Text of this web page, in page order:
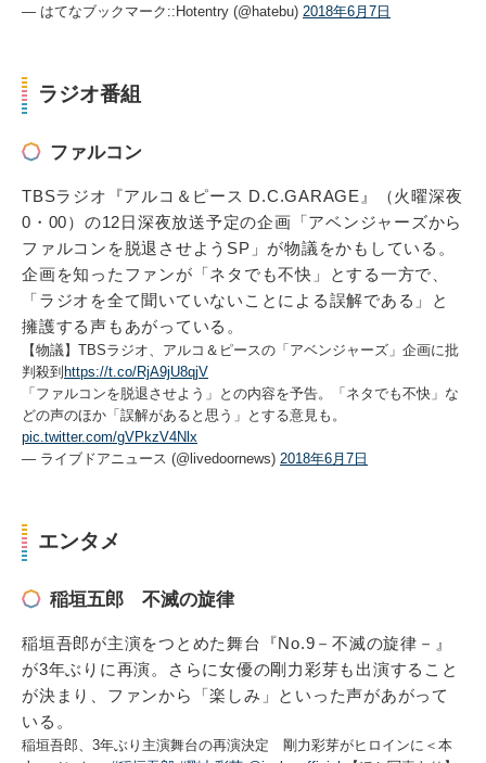
— はてなブックマーク::Hotentry (@hatebu) 2018年6月7日
ラジオ番組
ファルコン
TBSラジオ『アルコ＆ピース D.C.GARAGE』（火曜深夜
0・00）の12日深夜放送予定の企画「アベンジャーズから
ファルコンを脱退させようSP」が物議をかもしている。
企画を知ったファンが「ネタでも不快」とする一方で、
「ラジオを全て聞いていないことによる誤解である」と
擁護する声もあがっている。
【物議】TBSラジオ、アルコ＆ピースの「アベンジャーズ」企画に批
判殺到 https://t.co/RjA9jU8qjV
「ファルコンを脱退させよう」との内容を予告。「ネタでも不快」な
どの声のほか「誤解があると思う」とする意見も。
pic.twitter.com/gVPkzV4Nlx
— ライブドアニュース (@livedoornews) 2018年6月7日
エンタメ
稲垣五郎 不滅の旋律
稲垣吾郎が主演をつとめた舞台『No.9－不滅の旋律－』
が3年ぶりに再演。さらに女優の剛力彩芽も出演すること
が決まり、ファンから「楽しみ」といった声があがって
いる。
稲垣吾郎、3年ぶり主演舞台の再演決定 剛力彩芽がヒロインに＜本